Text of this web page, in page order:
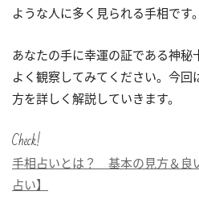
ような人に多く見られる手相です。
あなたの手に幸運の証である神秘
よく観察してみてください。今
方を詳しく解説していきます。
Check!
手相占いとは？ 基本の見方＆良
占い】